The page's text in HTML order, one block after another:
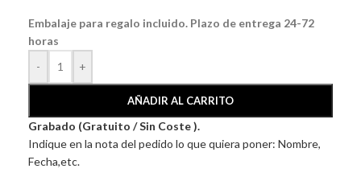
Embalaje para regalo incluido. Plazo de entrega 24-72
horas
-
+
AÑADIR AL CARRITO
Grabado (Gratuito / Sin Coste ).
Indique en la nota del pedido lo que quiera poner: Nombre,
Fecha,etc.